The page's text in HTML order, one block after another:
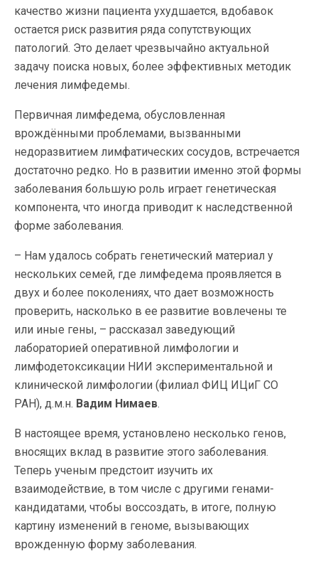
качество жизни пациента ухудшается, вдобавок
остается риск развития ряда сопутствующих
патологий. Это делает чрезвычайно актуальной
задачу поиска новых, более эффективных методик
лечения лимфедемы.
Первичная лимфедема, обусловленная
врождёнными проблемами, вызванными
недоразвитием лимфатических сосудов, встречается
достаточно редко. Но в развитии именно этой формы
заболевания большую роль играет генетическая
компонента, что иногда приводит к наследственной
форме заболевания.
– Нам удалось собрать генетический материал у
нескольких семей, где лимфедема проявляется в
двух и более поколениях, что дает возможность
проверить, насколько в ее развитие вовлечены те
или иные гены, – рассказал заведующий
лабораторией оперативной лимфологии и
лимфодетоксикации НИИ экспериментальной и
клинической лимфологии (филиал ФИЦ ИЦиГ СО
РАН), д.м.н. Вадим Нимаев.
В настоящее время, установлено несколько генов,
вносящих вклад в развитие этого заболевания.
Теперь ученым предстоит изучить их
взаимодействие, в том числе с другими генами-
кандидатами, чтобы воссоздать, в итоге, полную
картину изменений в геноме, вызывающих
врожденную форму заболевания.